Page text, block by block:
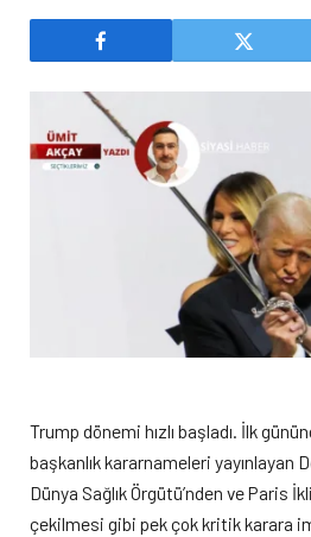
Trump dönemi hızlı başladı. İlk
başkanlık kararnameleri yayınlayan
Dünya Sağlık Örgütü’nden ve Paris
çekilmesi gibi pek çok kritik karara